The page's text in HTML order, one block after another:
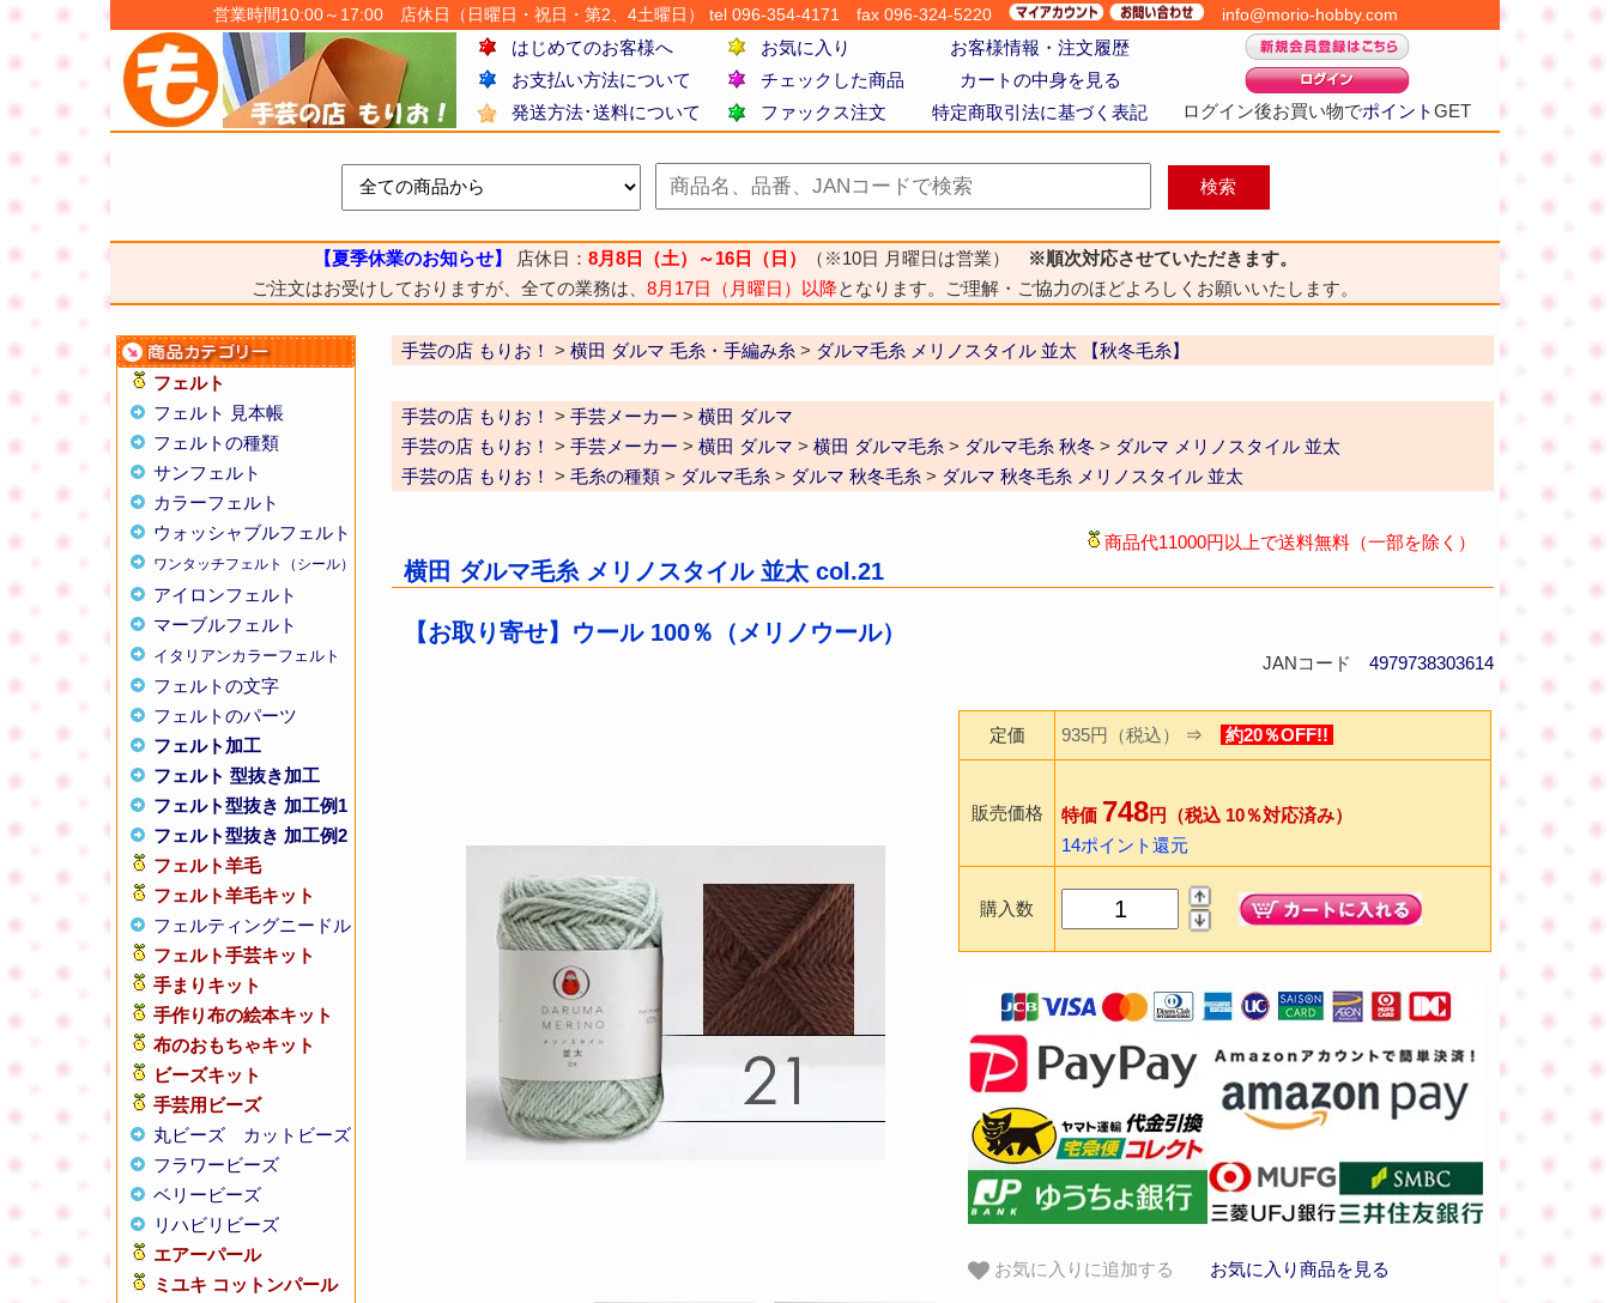
営業時間10:00～17:00 店休日（日曜日・祝日・第2、4土曜日） tel 096-354-4171 fax 096-324-5220 info@morio-hobby.com
はじめてのお客様へ お気に入り お客様情報・注文履歴
ログイン後お買い物でポイントGET
お支払い方法について チェックした商品
カートの中身を見る
発送方法･送料について
ファックス注文 特定商取引法に基づく表記
【夏季休業のお知らせ】 店休日： 8月8日（土）～16日（日） （※10日 月曜日は営業）
※順次対応させていただきます。
ご注文はお受けしておりますが、全ての業務は、 8月17日（月曜日）以降となります。ご理解・ご協力のほどよろしくお願いいたします。
フェルト
フェルト 見本帳
フェルトの種類
サンフェルト
カラーフェルト
ウォッシャブルフェルト
ワンタッチフェルト（シール）
アイロンフェルト
マーブルフェルト
イタリアンカラーフェルト
フェルトの文字
フェルトのパーツ
フェルト加工
フェルト 型抜き加工
フェルト型抜き 加工例1
フェルト型抜き 加工例2
フェルト羊毛
フェルト羊毛キット
フェルティングニードル
フェルト手芸キット
手まりキット
手作り布の絵本キット
布のおもちゃキット
ビーズキット
手芸用ビーズ
丸ビーズ
カットビーズ
フラワービーズ
ベリービーズ
リハビリビーズ
エアーパール
ミユキ コットンパール
手芸の店 もりお！ > 横田 ダルマ 毛糸・手編み糸 > ダルマ毛糸 メリノスタイル 並太 【秋冬毛糸】
手芸の店 もりお！ > 手芸メーカー > 横田 ダルマ
手芸の店 もりお！ > 手芸メーカー > 横田 ダルマ > 横田 ダルマ毛糸 > ダルマ毛糸 秋冬 > ダルマ メリノスタイル 並太
手芸の店 もりお！ > 毛糸の種類 > ダルマ毛糸 > ダルマ 秋冬毛糸 > ダルマ 秋冬毛糸 メリノスタイル 並太
商品代11000円以上で送料無料（一部を除く）
横田 ダルマ毛糸 メリノスタイル 並太 col.21
【お取り寄せ】ウール 100％（メリノウール）
JANコード 4979738303614
定価 935円（税込） ⇒ 約20％OFF!!
販売価格 特価 748円（税込 10％対応済み）
14ポイント還元
購入数
お気に入りに追加する お気に入り商品を見る